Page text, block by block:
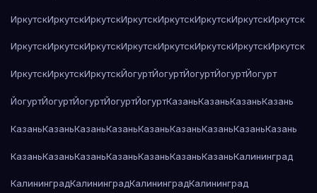
ИркутскИркутскИркутскИркутскИркутскИркутскИркутскИркутск
ИркутскИркутскИркутскИркутскИркутскИркутскИркутскИркутск
ИркутскИркутскИркутскЙогуртЙогуртЙогуртЙогуртЙогурт
ЙогуртЙогуртЙогуртЙогуртЙогуртКазаньКазаньКазаньКазань
КазаньКазаньКазаньКазаньКазаньКазаньКазаньКазаньКазань
КазаньКазаньКазаньКазаньКазаньКазаньКазаньКалининград
КалининградКалининградКалининградКалининград